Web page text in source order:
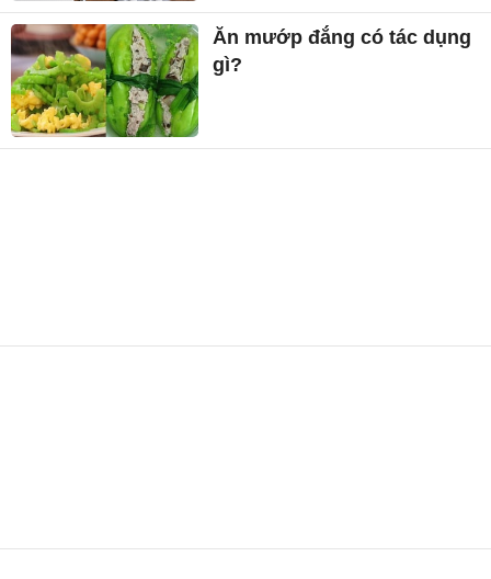
Ăn mướp đắng có tác dụng
gì?